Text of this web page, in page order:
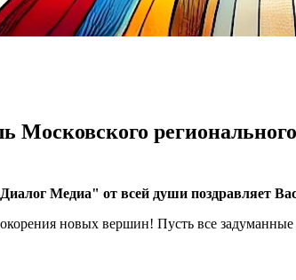
Московского
Медиа" от всей души поздравляет
новых вершин! Пусть все